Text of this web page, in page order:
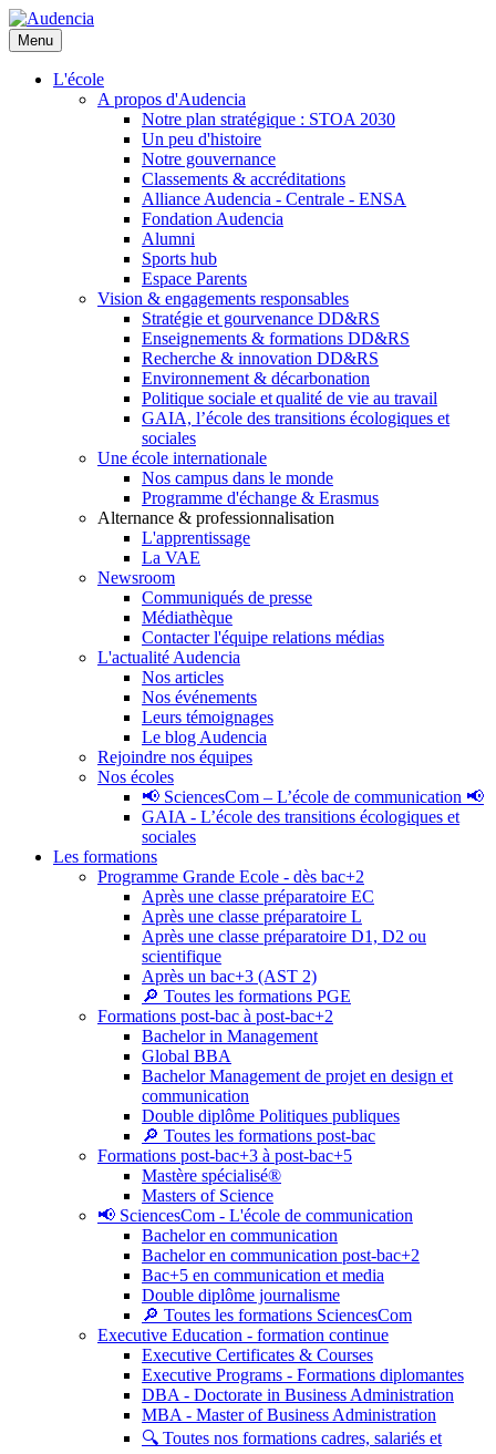
Aller
au
contenu
principal
Menu
L'école
A propos d'Audencia
Notre plan stratégique : STOA 2030
Un peu d'histoire
Notre gouvernance
Classements & accréditations
Alliance Audencia - Centrale - ENSA
Fondation Audencia
Alumni
Sports hub
Espace Parents
Vision & engagements responsables
Stratégie et gourvenance DD&RS
Enseignements & formations DD&RS
Recherche & innovation DD&RS
Environnement & décarbonation
Politique sociale et qualité de vie au travail
GAIA, l’école des transitions écologiques et
sociales
Une école internationale
Nos campus dans le monde
Programme d'échange & Erasmus
Alternance & professionnalisation
L'apprentissage
La VAE
Newsroom
Communiqués de presse
Médiathèque
Contacter l'équipe relations médias
L'actualité Audencia
Nos articles
Nos événements
Leurs témoignages
Le blog Audencia
Rejoindre nos équipes
Nos écoles
📢 SciencesCom – L’école de communication 📢
GAIA - L’école des transitions écologiques et
sociales
Les formations
Programme Grande Ecole - dès bac+2
Après une classe préparatoire EC
Après une classe préparatoire L
Après une classe préparatoire D1, D2 ou
scientifique
Après un bac+3 (AST 2)
🔎 Toutes les formations PGE
Formations post-bac à post-bac+2
Bachelor in Management
Global BBA
Bachelor Management de projet en design et
communication
Double diplôme Politiques publiques
🔎 Toutes les formations post-bac
Formations post-bac+3 à post-bac+5
Mastère spécialisé®
Masters of Science
📢 SciencesCom - L'école de communication
Bachelor en communication
Bachelor en communication post-bac+2
Bac+5 en communication et media
Double diplôme journalisme
🔎 Toutes les formations SciencesCom
Executive Education - formation continue
Executive Certificates & Courses
Executive Programs - Formations diplomantes
DBA - Doctorate in Business Administration
MBA - Master of Business Administration
🔍 Toutes nos formations cadres, salariés et